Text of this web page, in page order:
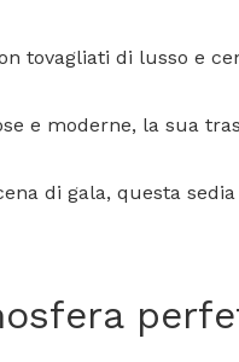
tovagliati di lusso e
e moderne, la sua
di gala, questa